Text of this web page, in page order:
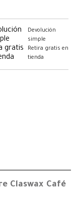
Devolución
simple
Retira gratis en
tienda
Claswax Café